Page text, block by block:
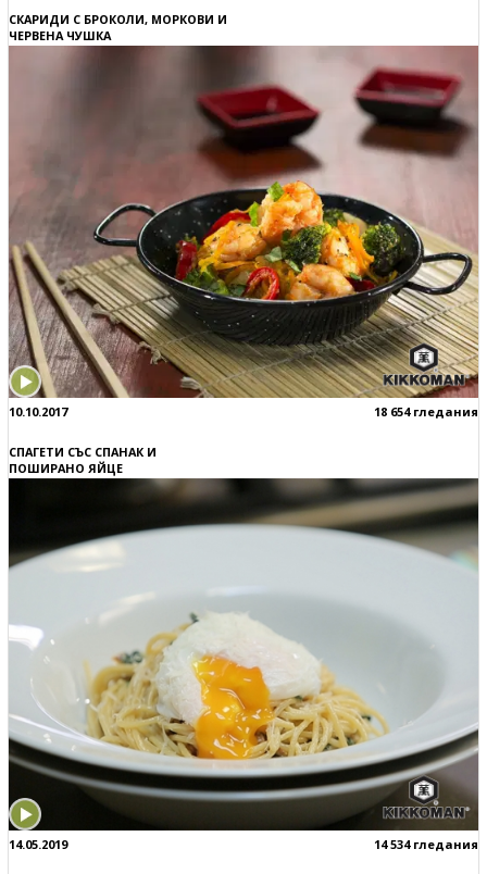
СКАРИДИ С БРОКОЛИ, МОРКОВИ И
ЧЕРВЕНА ЧУШКА
10.10.2017 18 654 гледания
СПАГЕТИ СЪС СПАНАК И
ПОШИРАНО ЯЙЦЕ
14.05.2019 14 534 гледания